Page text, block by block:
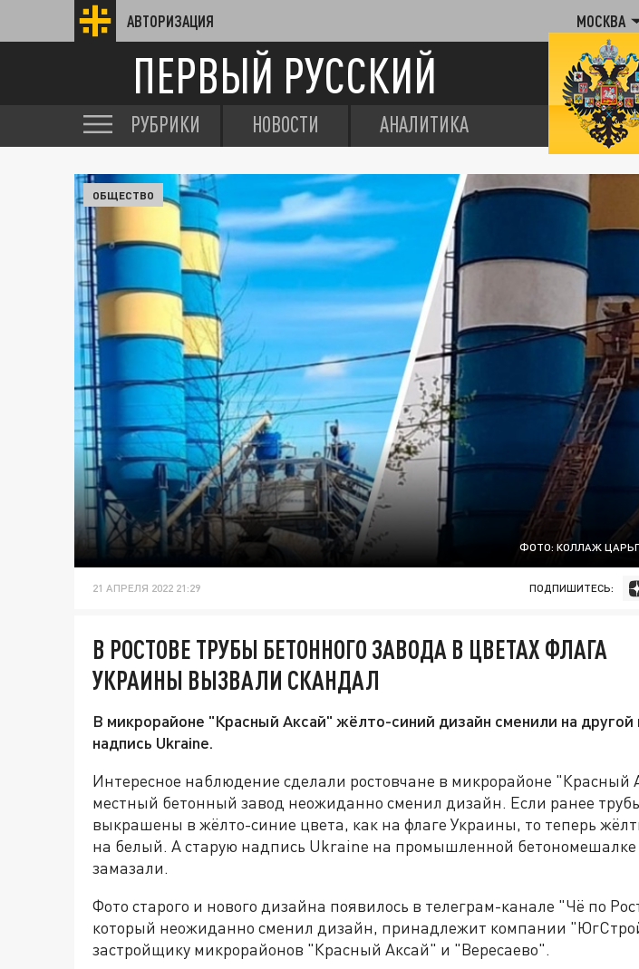
АВТОРИЗАЦИЯ МОСКВА
ПЕРВЫЙ РУССКИЙ
РУБРИКИ НОВОСТИ АНАЛИТИКА
ФОТО: КОЛЛАЖ
ОБЩЕСТВО
21 АПРЕЛЯ 2022 21:29 ПОДПИШИТЕСЬ:
В РОСТОВЕ ТРУБЫ БЕТОННОГО ЗАВОДА В ЦВЕТАХ ФЛАГА
УКРАИНЫ ВЫЗВАЛИ СКАНДАЛ
В микрорайоне "Красный Аксай" жёлто-синий дизайн сменили на другой
надпись Ukraine.
Интересное наблюдение сделали ростовчане в микрорайоне "Красный
местный бетонный завод неожиданно сменил дизайн. Если ранее
выкрашены в жёлто-синие цвета, как на флаге Украины, то теперь
на белый. А старую надпись Ukraine на промышленной бетономешалке
замазали.
Фото старого и нового дизайна появилось в телеграм-канале "Чё по
который неожиданно сменил дизайн, принадлежит компании
застройщику микрорайонов "Красный Аксай" и "Вересаево".